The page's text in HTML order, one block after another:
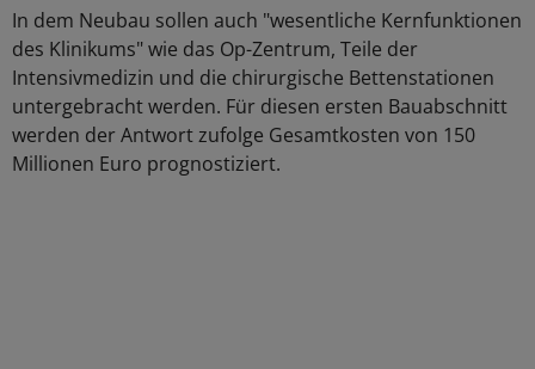
In dem Neubau sollen auch "wesentliche Kernfunktionen
des Klinikums" wie das Op-Zentrum, Teile der
Intensivmedizin und die chirurgische Bettenstationen
untergebracht werden. Für diesen ersten Bauabschnitt
werden der Antwort zufolge Gesamtkosten von 150
Millionen Euro prognostiziert.